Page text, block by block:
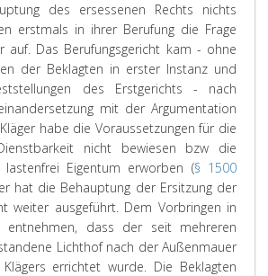
des ersessenen Rechts nichts
erstmals in ihrer Berufung die Frage
auf. Das Berufungsgericht kam - ohne
der Beklagten in erster Instanz und
des Erstgerichts - nach
mit der Argumentation
habe die Voraussetzungen für die
nicht bewiesen bzw die
lastenfrei Eigentum erworben (§ 1500
hat die Behauptung der Ersitzung der
weiter ausgeführt. Dem Vorbringen in
dass der seit mehreren
Lichthof nach der Außenmauer
errichtet wurde. Die Beklagten